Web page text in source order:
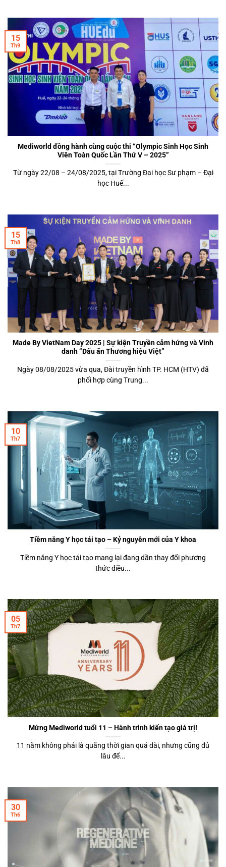
Mediworld đồng hành cùng cuộc thi “Olympic Sinh Học Sinh
Viên Toàn Quốc Lần Thứ V – 2025”
Từ ngày 22/08 – 24/08/2025, tại Trường Đại học Sư phạm – Đại
học Huế...
15
Th9
Made By VietNam Day 2025 | Sự kiện Truyền cảm hứng và Vinh
danh “Dấu ấn Thương hiệu Việt”
Ngày 08/08/2025 vừa qua, Đài truyền hình TP. HCM (HTV) đã
phối hợp cùng Trung...
15
Th8
Tiềm năng Y học tái tạo – Kỷ nguyên mới của Y khoa
Tiềm năng Y học tái tạo mang lại đang dần thay đổi phương
thức điều...
10
Th7
Mừng Mediworld tuổi 11 – Hành trình kiến tạo giá trị!
11 năm không phải là quãng thời gian quá dài, nhưng cũng đủ
lâu để...
05
Th7
30
Th6